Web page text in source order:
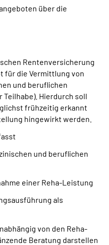
(DGS)
über die
Rentenversicherung
für die Vermittlung von
und beruflichen
Hierdurch soll
frühzeitig erkannt
hingewirkt werden.
und beruflichen
einer Reha-Leistung
als
von den Reha-
Beratung darstellen